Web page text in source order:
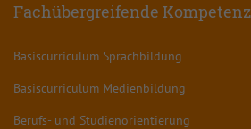
Fachübergreifende
Basiscurriculum Sprachbildung
Basiscurriculum Medienbildung
Berufs- und Studienorientierung